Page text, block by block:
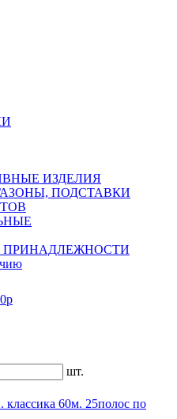
ИЗДЕЛИЯ
ПОДСТАВКИ
ПРИНАДЛЕЖНОСТИ
шт.